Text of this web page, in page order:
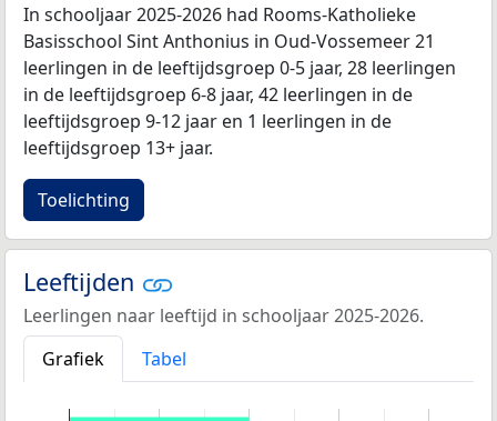
In schooljaar 2025-2026 had Rooms-Katholieke
Basisschool Sint Anthonius in Oud-Vossemeer 21
leerlingen in de leeftijdsgroep 0-5 jaar, 28 leerlingen
in de leeftijdsgroep 6-8 jaar, 42 leerlingen in de
leeftijdsgroep 9-12 jaar en 1 leerlingen in de
leeftijdsgroep 13+ jaar.
Toelichting
Leeftijden
Leerlingen naar leeftijd in schooljaar 2025-2026.
Grafiek
Tabel